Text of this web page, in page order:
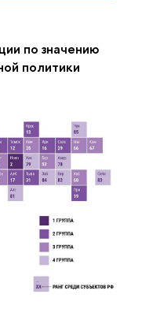
по значению
политики